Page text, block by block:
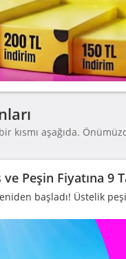
kısmı aşağıda.
Peşin Fiyatına 9
başladı! Üstelik